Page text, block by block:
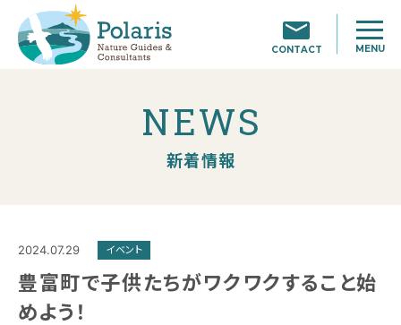
CONTACT MENU
NEWS
新着情報
2024.07.29 イベント
豊富町で子供たちがワクワクすること始
めよう！